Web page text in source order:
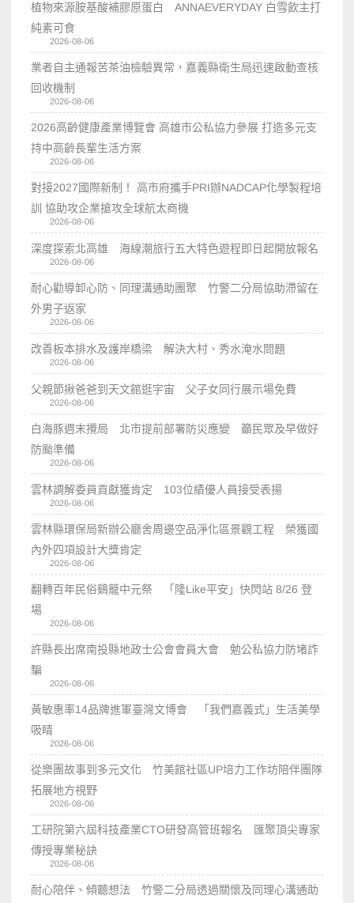
植物來源胺基酸補膠原蛋白 ANNAEVERYDAY 白雪飲主打
純素可食
2026-08-06
業者自主通報苦茶油檢驗異常，嘉義縣衛生局迅速啟動查核
回收機制
2026-08-06
2026高齡健康產業博覽會 高雄市公私協力參展 打造多元支
持中高齡長輩生活方案
2026-08-06
對接2027國際新制！ 高市府攜手PRI辦NADCAP化學製程培
訓 協助攻企業搶攻全球航太商機
2026-08-06
深度探索北高雄 海線潮旅行五大特色遊程即日起開放報名
2026-08-06
耐心勸導卸心防、同理溝通助團聚 竹警二分局協助滯留在
外男子返家
2026-08-06
改善板本排水及護岸橋梁 解決大村、秀水淹水問題
2026-08-06
父親節揪爸爸到天文館逛宇宙 父子女同行展示場免費
2026-08-06
白海豚週末攪局 北市提前部署防災應變 籲民眾及早做好
防颱準備
2026-08-06
雲林調解委員貢獻獲肯定 103位績優人員接受表揚
2026-08-06
雲林縣環保局新辦公廳舍周邊空品淨化區景觀工程 榮獲國
內外四項設計大獎肯定
2026-08-06
翻轉百年民俗鷄籠中元祭 「隆Like平安」快閃站 8/26 登
場
2026-08-06
許縣長出席南投縣地政士公會會員大會 勉公私協力防堵詐
騙
2026-08-06
黃敏惠率14品牌進軍臺灣文博會 「我們嘉義式」生活美學
吸睛
2026-08-06
從樂團故事到多元文化 竹美館社區UP培力工作坊陪伴團隊
拓展地方視野
2026-08-06
工研院第六屆科技產業CTO研發高管班報名 匯聚頂尖專家
傳授專業秘訣
2026-08-06
耐心陪伴、傾聽想法 竹警二分局透過關懷及同理心溝通助